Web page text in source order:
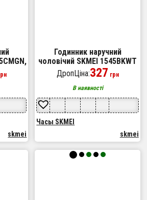
skmei
Годинник наручний
чоловічий SKMEI 1545BKWT
BLACK-WHITE,
водонепроникний чоловічий
годинник. Колір: чорний
ДропЦіна:327 грн
В наявності
Часы SKMEI
skmei